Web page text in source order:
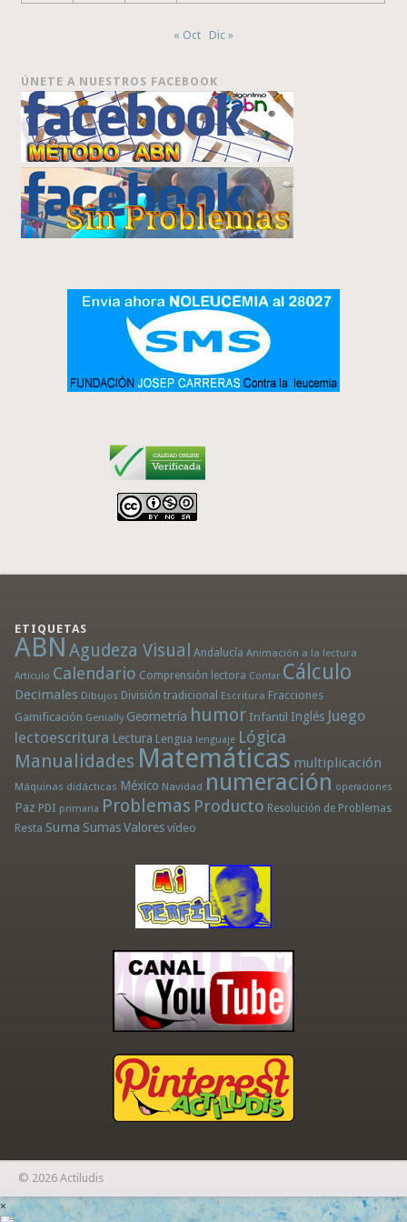
« Oct Dic »
ÚNETE A NUESTROS FACEBOOK
ETIQUETAS
ABN Agudeza Visual Andalucía Animación a la lectura
Artículo Calendario Comprensión lectora Contar Cálculo
Decimales Dibujos División tradicional Escritura Fracciones
Gamificación Genially Geometría humor Infantil Inglés Juego
lectoescritura Lectura Lengua lenguaje Lógica
Manualidades Matemáticas multiplicación
Máquinas didácticas México Navidad numeración operaciones
Paz PDI primaria Problemas Producto Resolución de Problemas
Resta Suma Sumas Valores vídeo
© 2026 Actiludis
×